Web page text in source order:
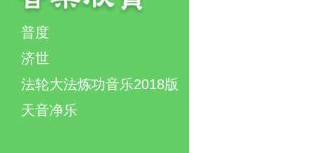
普度
济世
法轮大法炼功音乐2018版
天音净乐